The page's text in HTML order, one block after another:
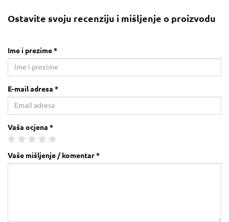
Ostavite svoju recenziju i mišljenje o proizvodu
Ime i prezime *
E-mail adresa *
Vaša ocjena *
Vaše mišljenje / komentar *